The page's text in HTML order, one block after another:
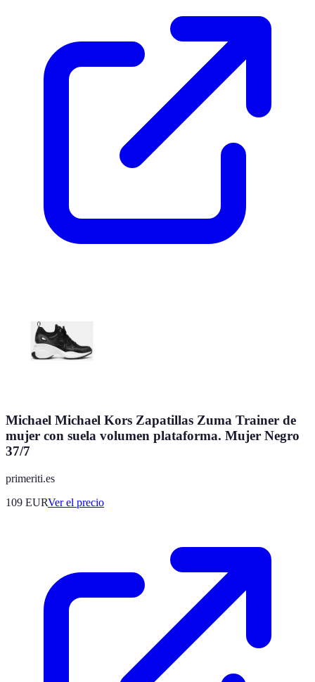
Michael Michael Kors Zapatillas Zuma Trainer de
mujer con suela volumen plataforma. Mujer Negro
37/7
primeriti.es
109 EURVer el precio